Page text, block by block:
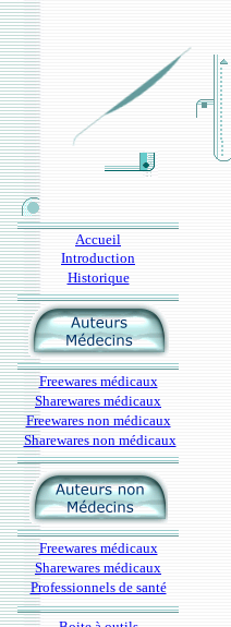
Accueil
Introduction
Historique
Freewares médicaux
Sharewares médicaux
Freewares non médicaux
Sharewares non médicaux
Freewares médicaux
Sharewares médicaux
Professionnels de santé